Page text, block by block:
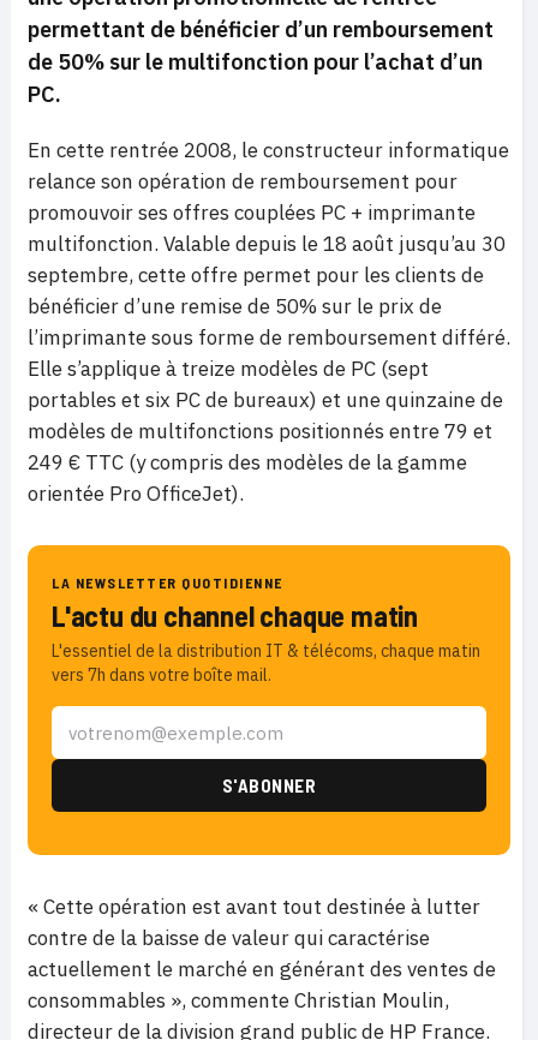
permettant de bénéficier d’un remboursement
de 50% sur le multifonction pour l’achat d’un
PC.
En cette rentrée 2008, le constructeur informatique
relance son opération de remboursement pour
promouvoir ses offres couplées PC + imprimante
multifonction. Valable depuis le 18 août jusqu’au 30
septembre, cette offre permet pour les clients de
bénéficier d’une remise de 50% sur le prix de
l’imprimante sous forme de remboursement différé.
Elle s’applique à treize modèles de PC (sept
portables et six PC de bureaux) et une quinzaine de
modèles de multifonctions positionnés entre 79 et
249 € TTC (y compris des modèles de la gamme
orientée Pro OfficeJet).
LA NEWSLETTER QUOTIDIENNE
L'actu du channel chaque matin
L'essentiel de la distribution IT & télécoms, chaque matin
vers 7h dans votre boîte mail.
« Cette opération est avant tout destinée à lutter
contre de la baisse de valeur qui caractérise
actuellement le marché en générant des ventes de
consommables », commente Christian Moulin,
directeur de la division grand public de HP France.